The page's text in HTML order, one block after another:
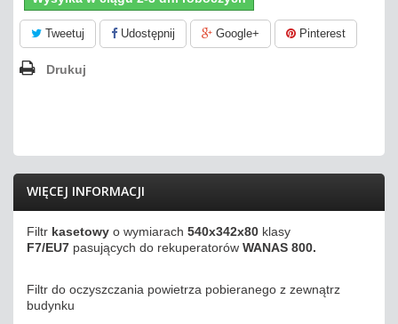
Tweetuj Udostępnij Google+ Pinterest
Drukuj
WIĘCEJ INFORMACJI
Filtr kasetowy o wymiarach 540x342x80 klasy
F7/EU7 pasujących do rekuperatorów WANAS 800.
Filtr do oczyszczania powietrza pobieranego z zewnątrz
budynku